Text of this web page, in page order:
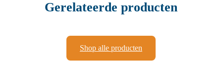
Gerelateerde producten
Shop alle producten